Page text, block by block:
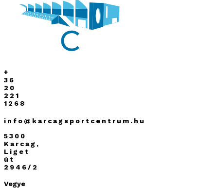
+
36
20
221
1268
info@karcagsportcentrum.hu
5300
Karcag,
Liget
út
2946/2
Vegye